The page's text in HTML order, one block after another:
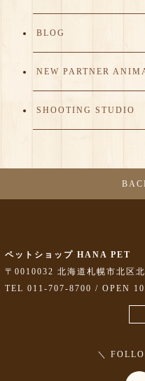
BLOG
NEW PARTNER
SHOOTING STUDIO
ペットショップ HANA PET
〒0010032 北海道札幌市北区
TEL 011-707-8700 / OPEN
＼